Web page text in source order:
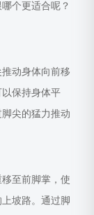
个更适合呢？
动身体向前移
保持身体平
尖的猛力推动
至前脚掌，使
坡路。通过脚